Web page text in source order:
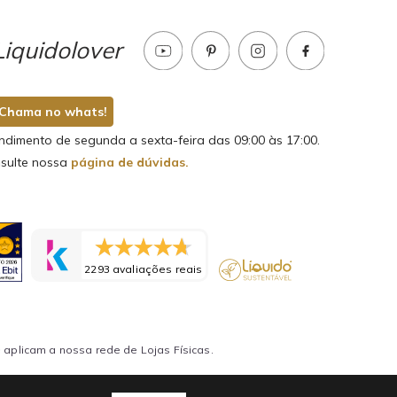
Chama no whats!
de segunda a sexta-feira das 09:00 às 17:00.
nossa página de dúvidas.
2293 avaliações reais
a nossa rede de Lojas Físicas.